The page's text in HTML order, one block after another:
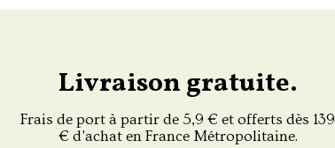
Livraison gratuite.
Frais de port à partir de 5,9 € et offerts dès 139
€ d'achat en France Métropolitaine.